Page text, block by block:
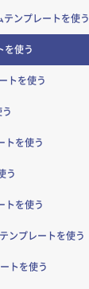
ンプレートを使う
を使う
トを使う
トを使う
う
トを使う
ンプレートを使う
トを使う